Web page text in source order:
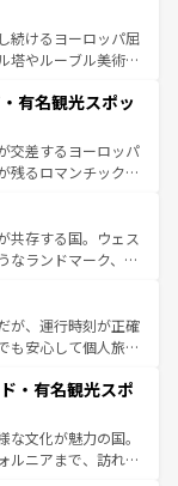
の一部となってい
気や、バルセロナの
代ローマ遺跡や中世
るスペインはその個
続けるヨーロッパ屈
塔やルーブル美術館
な宮殿、歴史的な大
が、訪れる者を心
の国としても知ら
遺産にも登録されて
み方が可能だ。さ
ており、どの街角に
リ以外の個性あふ
有名観光スポッ
交差するヨーロッパ
残るロマンチック街
ることがない。ベ
アルプスの絶景、そ
風景は必見。ビール
、新着の
てほしい。
共存する国。ウェス
なランドマーク、歴
雅なアフタヌーン
国パブ、サッカー観
豊富。イギリスを旅
が、運行時刻が正確
も安心して個人旅行
らではのユニークな
町歩きも満喫する
価も高いが、旅行
り、うまく活用すれ
・有名観光スポ
文化が魅力の国。
ルニアまで、訪れる